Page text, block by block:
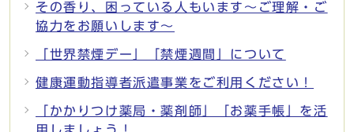
その香り、困っている人もいます～ご理解・ご
協力をお願いします～
「世界禁煙デー」「禁煙週間」について
健康運動指導者派遣事業をご利用ください！
「かかりつけ薬局・薬剤師」「お薬手帳」を活